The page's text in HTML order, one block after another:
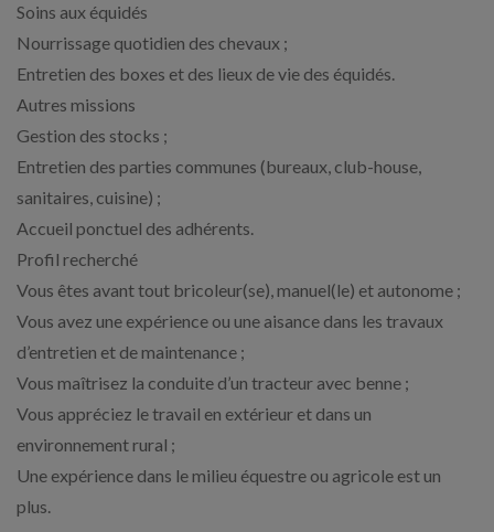
Soins aux équidés
Nourrissage quotidien des chevaux ;
Entretien des boxes et des lieux de vie des équidés.
Autres missions
Gestion des stocks ;
Entretien des parties communes (bureaux, club-house,
sanitaires, cuisine) ;
Accueil ponctuel des adhérents.
Profil recherché
Vous êtes avant tout bricoleur(se), manuel(le) et autonome ;
Vous avez une expérience ou une aisance dans les travaux
d’entretien et de maintenance ;
Vous maîtrisez la conduite d’un tracteur avec benne ;
Vous appréciez le travail en extérieur et dans un
environnement rural ;
Une expérience dans le milieu équestre ou agricole est un
plus.